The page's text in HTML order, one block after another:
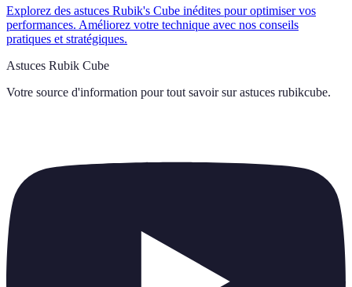
Explorez des astuces Rubik's Cube inédites pour optimiser vos
performances. Améliorez votre technique avec nos conseils
pratiques et stratégiques.
Astuces Rubik Cube
Votre source d'information pour tout savoir sur astuces rubikcube.